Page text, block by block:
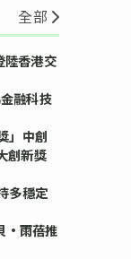
全部
陸香港交
融科技
」中創
創新獎
多穩定
•雨蓓推